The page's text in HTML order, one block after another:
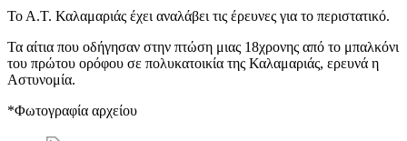
Το Α.Τ. Καλαμαριάς έχει αναλάβει τις έρευνες για το περιστατικό.
Τα αίτια που οδήγησαν στην πτώση μιας 18χρονης από το μπαλκόνι
του πρώτου ορόφου σε πολυκατοικία της Καλαμαριάς, ερευνά η
Αστυνομία.
*Φωτογραφία αρχείου